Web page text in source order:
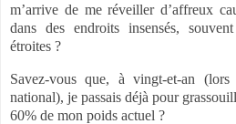
m’arrive de me réveiller d’affreux
dans des endroits insensés,
étroites ?
Savez-vous que, à vingt-et-an
national), je passais déjà pour
60% de mon poids actuel ?